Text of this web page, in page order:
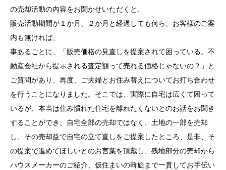
の売却活動の内容をお聞かせいただくと、
販売活動期間が１か月、２か月と経過しても何ら、お客様のご案
内も無ければ、
事あるごとに、「販売価格の見直しを提案されて困っている。不
動産会社から提示される査定額って売れる価格じゃないの？」と
ご質問があり、再度、ご夫婦とお住み替えについてお打ち合わせ
を行うことになりました。そこでは、実際に自宅は広くて困って
いるが、本当は住み慣れた住宅を離れたくないとのお話をお聞き
することができ、自宅全部の売却ではなく、土地の一部を売却
し、その売却益で自宅の立て直しをご提案したところ、是非、そ
の提案で進めてほしいとのお言葉を頂戴し、残地部分の売却から
ハウスメーカーのご紹介、仮住まいの斡旋まで一貫してお手伝い